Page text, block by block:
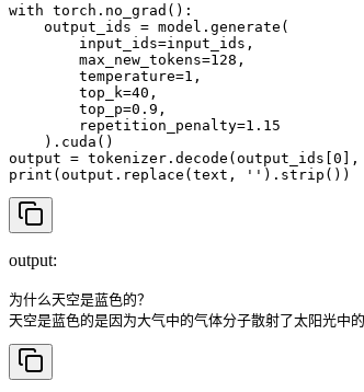
with torch.no_grad():
    output_ids = model.generate(
        input_ids=input_ids,
        max_new_tokens=128,
        temperature=1,
        top_k=40,
        top_p=0.9,
        repetition_penalty=1.15
    ).cuda()
output = tokenizer.decode(output_ids[0],
print(output.replace(text, '').strip())
output:
为什么天空是蓝色的？
天空是蓝色的是因为大气中的气体分子散射了太阳光中